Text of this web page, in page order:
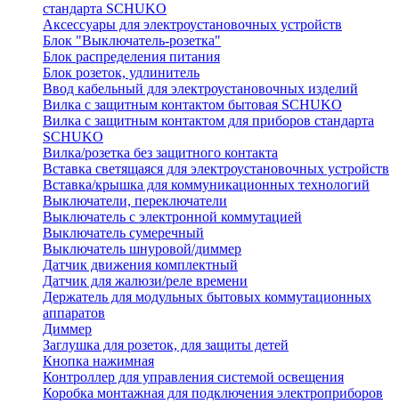
стандарта SCHUKO
Аксессуары для электроустановочных устройств
Блок "Выключатель-розетка"
Блок распределения питания
Блок розеток, удлинитель
Ввод кабельный для электроустановочных изделий
Вилка с защитным контактом бытовая SCHUKO
Вилка с защитным контактом для приборов стандарта
SCHUKO
Вилка/розетка без защитного контакта
Вставка светящаяся для электроустановочных устройств
Вставка/крышка для коммуникационных технологий
Выключатели, переключатели
Выключатель с электронной коммутацией
Выключатель сумеречный
Выключатель шнуровой/диммер
Датчик движения комплектный
Датчик для жалюзи/реле времени
Держатель для модульных бытовых коммутационных
аппаратов
Диммер
Заглушка для розеток, для защиты детей
Кнопка нажимная
Контроллер для управления системой освещения
Коробка монтажная для подключения электроприборов